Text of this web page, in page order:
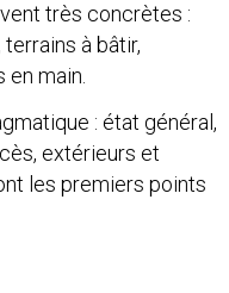
très concrètes :
terrains à bâtir,
main.
: état général,
extérieurs et
les premiers points